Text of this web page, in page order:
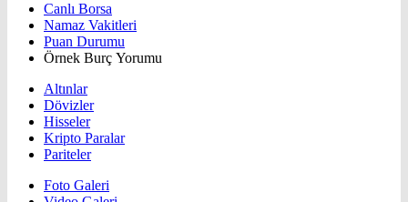
Canlı Borsa
Namaz Vakitleri
Puan Durumu
Örnek Burç Yorumu
Altınlar
Dövizler
Hisseler
Kripto Paralar
Pariteler
Foto Galeri